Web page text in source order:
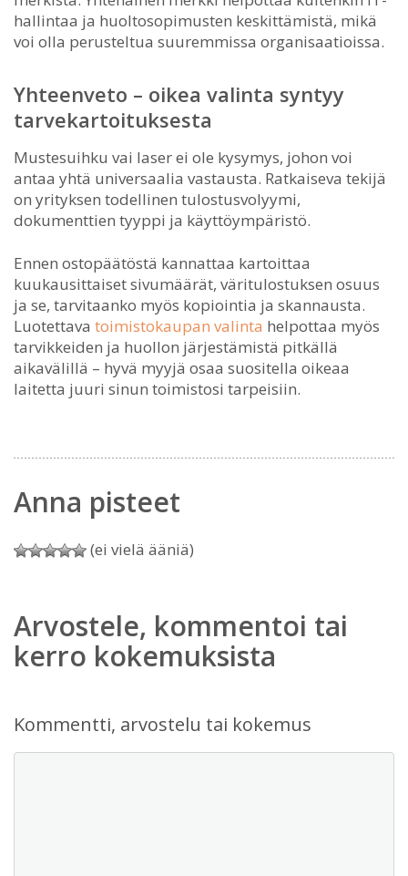
hallintaa ja huoltosopimusten keskittämistä, mikä
voi olla perusteltua suuremmissa organisaatioissa.
Yhteenveto – oikea valinta syntyy
tarvekartoituksesta
Mustesuihku vai laser ei ole kysymys, johon voi
antaa yhtä universaalia vastausta. Ratkaiseva tekijä
on yrityksen todellinen tulostusvolyymi,
dokumenttien tyyppi ja käyttöympäristö.
Ennen ostopäätöstä kannattaa kartoittaa
kuukausittaiset sivumäärät, väritulostuksen osuus
ja se, tarvitaanko myös kopiointia ja skannausta.
Luotettava toimistokaupan valinta helpottaa myös
tarvikkeiden ja huollon järjestämistä pitkällä
aikavälillä – hyvä myyjä osaa suositella oikeaa
laitetta juuri sinun toimistosi tarpeisiin.
Anna pisteet
(ei vielä ääniä)
Arvostele, kommentoi tai
kerro kokemuksista
Kommentti, arvostelu tai kokemus